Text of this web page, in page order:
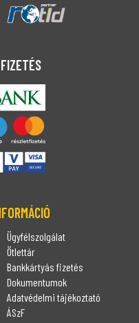
Ügyfélszolgálat
Ötlettár
Bankkártyás fizetés
Dokumentumok
Adatvédelmi tájékoztató
ÁSzF